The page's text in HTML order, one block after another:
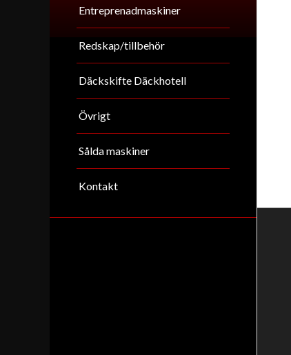
Entreprenadmaskiner
Redskap/tillbehör
Däckskifte Däckhotell
Övrigt
Sålda maskiner
Kontakt